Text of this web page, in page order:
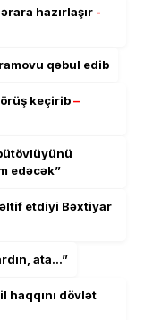
hazırlaşır -
qəbul edib
keçirib–
edəcək”
etdiyi Bəxtiyar
ata…”
haqqını dövlət